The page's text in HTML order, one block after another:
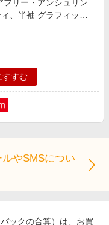
フリー・アンシュリン
、半袖 グラフィック
Embroidery)
すすむ
ルやSMSについ
ックの合算）は、お買